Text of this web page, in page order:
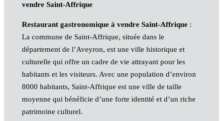
vendre Saint-Affrique
Restaurant gastronomique à vendre Saint-Affrique:
La commune de Saint-Affrique, située dans le
département de l’Aveyron, est une ville historique et
culturelle qui offre un cadre de vie attrayant pour les
habitants et les visiteurs. Avec une population d’environ
8000 habitants, Saint-Affrique est une ville de taille
moyenne qui bénéficie d’une forte identité et d’un riche
patrimoine culturel.